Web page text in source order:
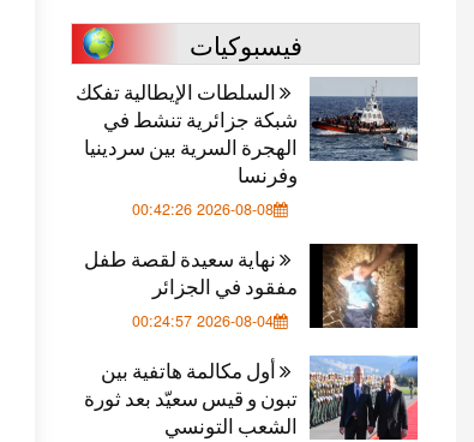
فيسبوكيات
السلطات الإيطالية تفكك
شبكة جزائرية تنشط في
الهجرة السرية بين سردينيا
وفرنسا
2026-08-08 00:42:26
نهاية سعيدة لقصة طفل
مفقود في الجزائر
2026-08-04 00:24:57
أول مكالمة هاتفية بين
تبون و قيس سعيّد بعد ثورة
الشعب التونسي